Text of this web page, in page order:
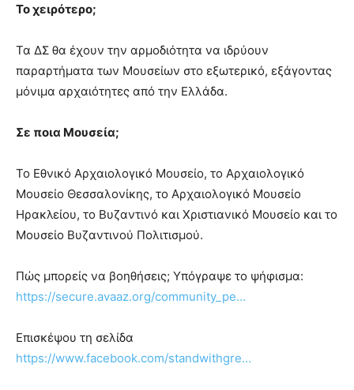
Το χειρότερο;
Τα ΔΣ θα έχουν την αρμοδιότητα να ιδρύουν
παραρτήματα των Μουσείων στο εξωτερικό, εξάγοντας
μόνιμα αρχαιότητες από την Ελλάδα.
Σε ποια Μουσεία;
Το Εθνικό Αρχαιολογικό Μουσείο, το Αρχαιολογικό
Μουσείο Θεσσαλονίκης, το Αρχαιολογικό Μουσείο
Ηρακλείου, το Βυζαντινό και Χριστιανικό Μουσείο και το
Μουσείο Βυζαντινού Πολιτισμού.
Πώς μπορείς να βοηθήσεις; Υπόγραψε το ψήφισμα:
https://secure.avaaz.org/community_pe…
Επισκέψου τη σελίδα
https://www.facebook.com/standwithgre…